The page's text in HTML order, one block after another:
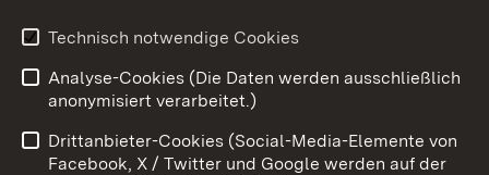
Youtube
Benutzungshinweise
Barrierefreiheit
Technisch notwendige Cookies
Analyse-Cookies (Die Daten werden ausschließlich
anonymisiert verarbeitet.)
Drittanbieter-Cookies (Social-Media-Elemente von
Facebook, X / Twitter und Google werden auf der